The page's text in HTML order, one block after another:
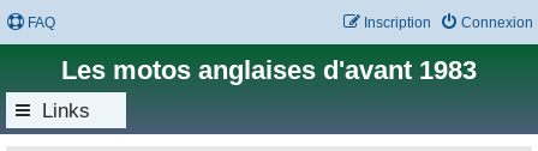
FAQ Connexion
Inscription
Les motos anglaises d'avant 1983
Links